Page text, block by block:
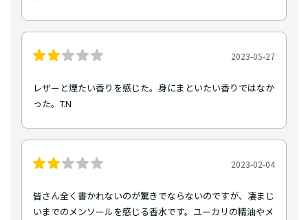
2023-05-27
レザーと煙たい香りを感じた。身にまといたい香りではなか
った。T.N
2023-02-04
皆さん全く書かれないのが驚きでならないのですが、凄まじ
いまでのメンソールを感じる香水です。ユーカリの精油やメ